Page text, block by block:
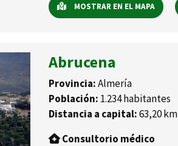
MOSTRAR EN EL MAPA
Abrucena
Provincia:Almería
Población: 1.234 habitantes
Distancia a capital:63,20 km
Consultorio médico